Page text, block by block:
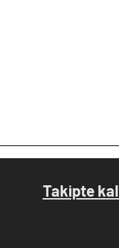
Takipte kal